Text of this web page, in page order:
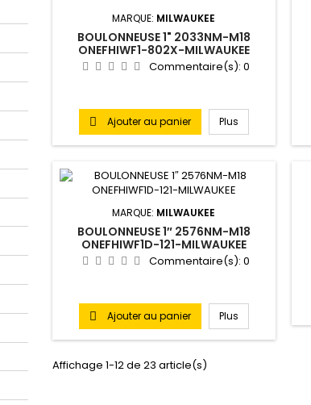
MARQUE: MILWAUKEE
BOULONNEUSE 1" 2033NM-M18
ONEFHIWF1-802X-MILWAUKEE
Commentaire(s):0
 Ajouter au panier Plus
MARQUE: MILWAUKEE
BOULONNEUSE 1″ 2576NM-M18
ONEFHIWF1D-121-MILWAUKEE
Commentaire(s):0
 Ajouter au panier Plus
Affichage 1-12 de 23 article(s)